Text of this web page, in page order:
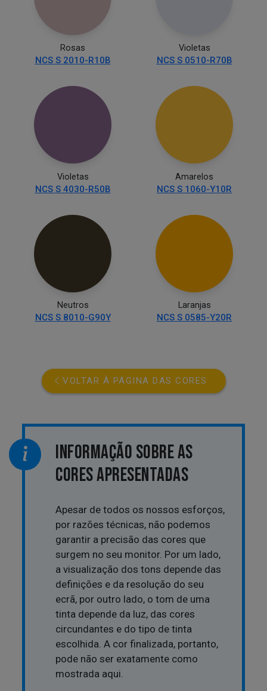
Rosas
NCS S 2010-R10B
Violetas
NCS S 0510-R70B
Violetas
NCS S 4030-R50B
Amarelos
NCS S 1060-Y10R
Neutros
NCS S 8010-G90Y
Laranjas
NCS S 0585-Y20R
VOLTAR À PÁGINA DAS CORES
INFORMAÇÃO SOBRE AS
CORES APRESENTADAS
Apesar de todos os nossos esforços,
por razões técnicas, não podemos
garantir a precisão das cores que
surgem no seu monitor. Por um lado,
a visualização dos tons depende das
definições e da resolução do seu
ecrã, por outro lado, o tom de uma
tinta depende da luz, das cores
circundantes e do tipo de tinta
escolhida. A cor finalizada, portanto,
pode não ser exatamente como
mostrada aqui.